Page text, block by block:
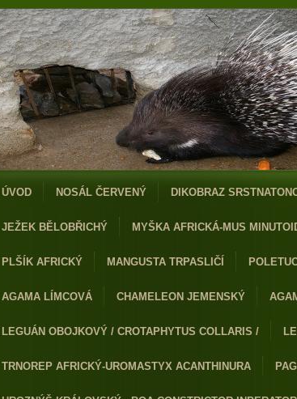
ÚVOD NOSÁL ČERVENÝ DIKOBRAZ
JEŽEK BĚLOBŘICHÝ MYŠKA AFRICKÁ-MUS
PLŠÍK AFRICKÝ MANGUSTA TRPASLIČÍ
AGAMA LÍMCOVÁ CHAMELEON JEMENSKÝ
LEGUÁN OBOJKOVÝ / CROTAPHYTUS COLLARIS /
TRNOREP AFRICKÝ-UROMASTYX ACANTHINURA